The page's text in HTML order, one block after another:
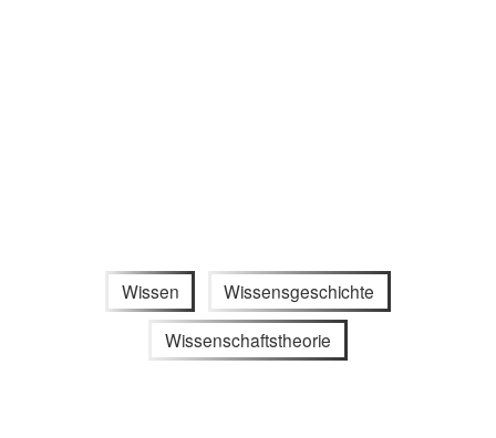
Wissen Wissensgeschichte
Wissenschaftstheorie